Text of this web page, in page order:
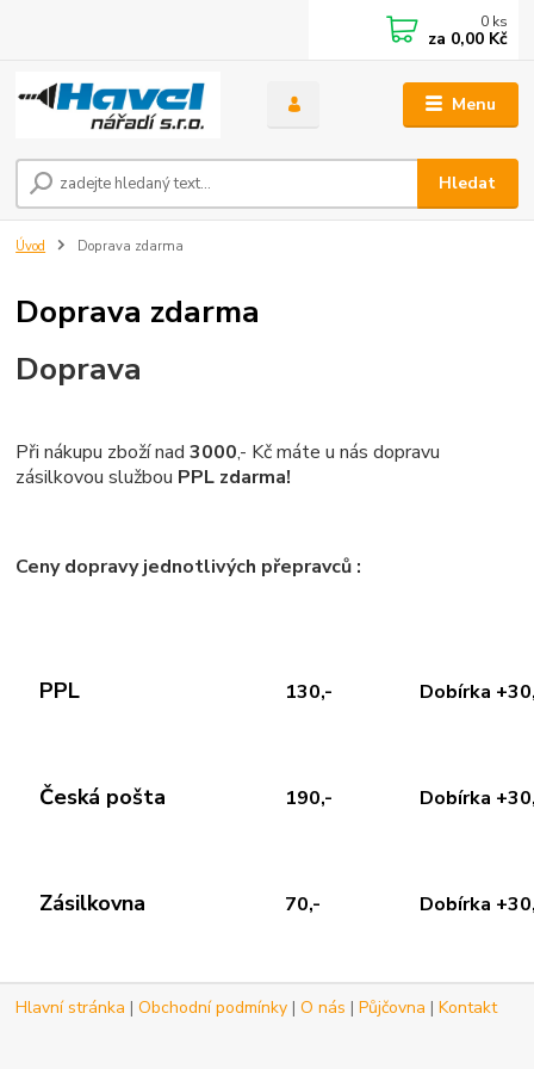
Menu
Hledat
0 ks
za 0,00 Kč
Úvod Doprava zdarma
Doprava zdarma
Doprava
Při nákupu zboží nad3000,- Kč máte u nás dopravu
zásilkovou službou PPL zdarma!
Ceny dopravy jednotlivých přepravců :
PPL 130,- Dobírka
Česká pošta 190,- Dobírka
Zásilkovna 70,- Dobírka
Hlavní stránka |Obchodní podmínky |O nás |Půjčovna |Kontakt